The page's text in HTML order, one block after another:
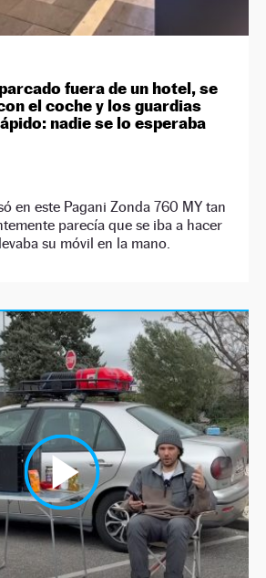
fuera de un hotel, se
el coche y los guardias
nadie se lo esperaba
en este Pagani Zonda 760 MY tan
parecía que se iba a hacer
su móvil en la mano.